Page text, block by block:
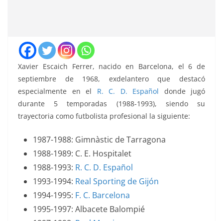
Xavier Escaich Ferrer, nacido en Barcelona, el 6 de
septiembre de 1968, exdelantero que destacó
especialmente en el R. C. D. Español donde jugó
durante 5 temporadas (1988-1993), siendo su
trayectoria como futbolista profesional la siguiente:
1987-1988: Gimnàstic de Tarragona
1988-1989: C. E. Hospitalet
1988-1993: R. C. D. Español
1993-1994: Real Sporting de Gijón
1994-1995: F. C. Barcelona
1995-1997: Albacete Balompié